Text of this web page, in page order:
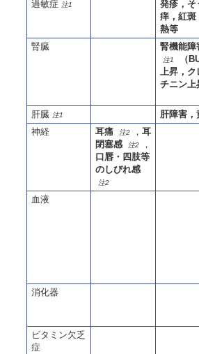
過敏症 注1
発疹，そ
痒，紅斑
熱等
腎臓
腎機能障
注1
（
上昇，ク
チニン上
肝臓 注1
肝障害，
神経
耳痛 注2 ， 耳
閉塞感
注2
，
口唇・四肢等
のしびれ感
注2
血液
消化器
ビタミン欠乏
症